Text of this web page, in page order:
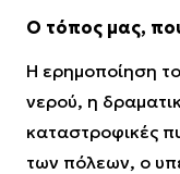
Ο τόπος μας,
Η ερημοποίηση
νερού, η
καταστροφικές
των πόλεων, ο